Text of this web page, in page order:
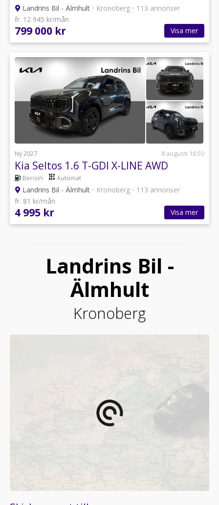
Landrins Bil - Älmhult • Kronoberg • 113 annonser
fr. 12 945 kr/mån
799 000 kr Visa mer
Ny 2027 8 augusti 16:50
Kia Seltos 1.6 T-GDI X-LINE AWD
Bensin Automat
Landrins Bil - Älmhult • Kronoberg • 113 annonser
fr. 81 kr/mån
4 995 kr Visa mer
Landrins Bil -
Älmhult
Kronoberg